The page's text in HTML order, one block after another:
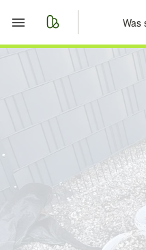
Anzeige aufgeben